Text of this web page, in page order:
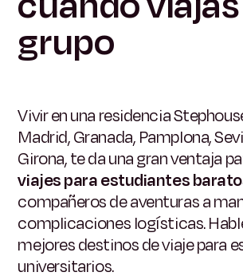
grupo
Vivir en una residencia
Madrid, Granada, Pamplona,
Girona, te da una gran ventaja
viajes para estudiantes
compañeros de aventuras a
complicaciones logísticas.
mejores destinos de viaje para
universitarios​.